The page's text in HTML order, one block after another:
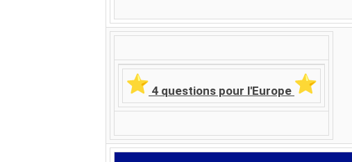
️ 4 questions pour l'Europe